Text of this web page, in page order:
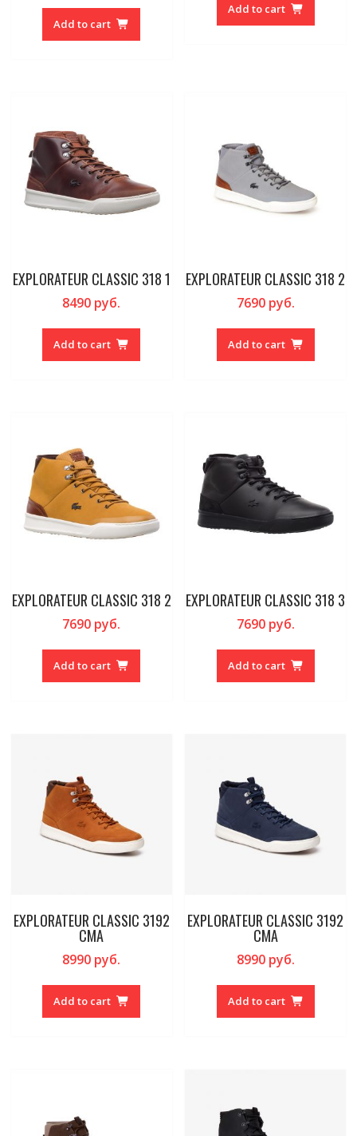
Add to cart
Add to cart
EXPLORATEUR CLASSIC 318 1
8490 руб.
Add to cart
EXPLORATEUR CLASSIC 318 2
7690руб.
Add to cart
EXPLORATEUR CLASSIC 318 2
7690 руб.
Add to cart
EXPLORATEUR CLASSIC 318 3
7690руб.
Add to cart
EXPLORATEUR CLASSIC 3192
CMA
8990 руб.
Add to cart
EXPLORATEUR CLASSIC 3192
CMA
8990руб.
Add to cart